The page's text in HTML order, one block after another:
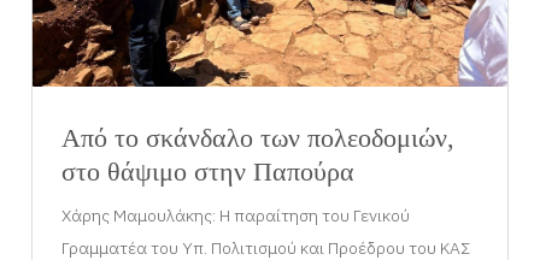
Από το σκάνδαλο των πολεοδομιών,
στο θάψιμο στην Παπούρα
Χάρης Μαμουλάκης: Η παραίτηση του Γενικού
Γραμματέα του Υπ. Πολιτισμού και Προέδρου του ΚΑΣ